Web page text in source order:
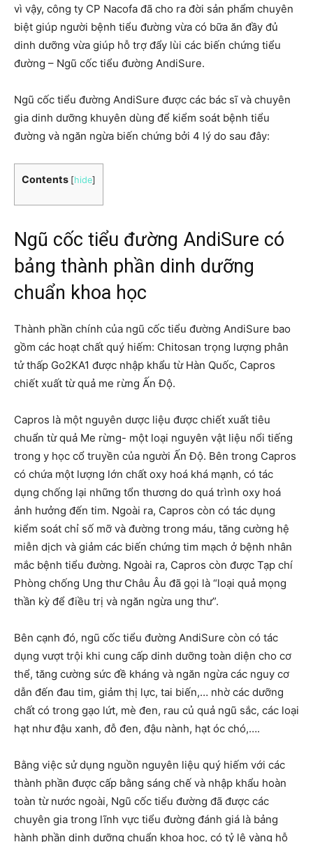
vì vậy, công ty CP Nacofa đã cho ra đời sản phẩm chuyên
biệt giúp người bệnh tiểu đường vừa có bữa ăn đầy đủ
dinh dưỡng vừa giúp hỗ trợ đẩy lùi các biến chứng tiểu
đường – Ngũ cốc tiểu đường AndiSure.
Ngũ cốc tiểu đường AndiSure được các bác sĩ và chuyên
gia dinh dưỡng khuyên dùng để kiểm soát bệnh tiểu
đường và ngăn ngừa biến chứng bởi 4 lý do sau đây:
Contents [hide]
Ngũ cốc tiểu đường AndiSure có
bảng thành phần dinh dưỡng
chuẩn khoa học
Thành phần chính của ngũ cốc tiểu đường AndiSure bao
gồm các hoạt chất quý hiếm: Chitosan trọng lượng phân
tử thấp Go2KA1 được nhập khẩu từ Hàn Quốc, Capros
chiết xuất từ quả me rừng Ấn Độ.
Capros là một nguyên dược liệu được chiết xuất tiêu
chuẩn từ quả Me rừng- một loại nguyên vật liệu nổi tiếng
trong y học cổ truyền của người Ấn Độ. Bên trong Capros
có chứa một lượng lớn chất oxy hoá khá mạnh, có tác
dụng chống lại những tổn thương do quá trình oxy hoá
ảnh hưởng đến tim. Ngoài ra, Capros còn có tác dụng
kiểm soát chỉ số mỡ và đường trong máu, tăng cường hệ
miễn dịch và giảm các biến chứng tim mạch ở bệnh nhân
mắc bệnh tiểu đường. Ngoài ra, Capros còn được Tạp chí
Phòng chống Ung thư Châu Âu đã gọi là “loại quả mọng
thần kỳ để điều trị và ngăn ngừa ung thư”.
Bên cạnh đó, ngũ cốc tiểu đường AndiSure còn có tác
dụng vượt trội khi cung cấp dinh dưỡng toàn diện cho cơ
thể, tăng cường sức đề kháng và ngăn ngừa các nguy cơ
dẫn đến đau tim, giảm thị lực, tai biến,… nhờ các dưỡng
chất có trong gạo lứt, mè đen, rau củ quả ngũ sắc, các loại
hạt như đậu xanh, đỗ đen, đậu nành, hạt óc chó,….
Bằng việc sử dụng nguồn nguyên liệu quý hiếm với các
thành phần được cấp bằng sáng chế và nhập khẩu hoàn
toàn từ nước ngoài, Ngũ cốc tiểu đường đã được các
chuyên gia trong lĩnh vực tiểu đường đánh giá là bảng
hành phần dinh dưỡng chuẩn khoa học, có tỷ lệ vàng hỗ